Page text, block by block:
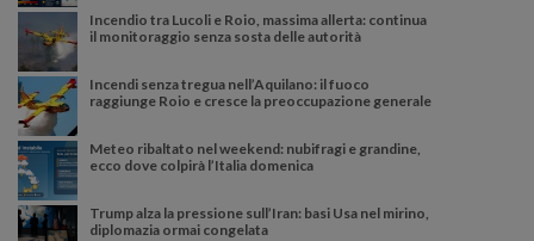
Incendio tra Lucoli e Roio, massima allerta: continua
il monitoraggio senza sosta delle autorità
Incendi senza tregua nell’Aquilano: il fuoco
raggiunge Roio e cresce la preoccupazione generale
Meteo ribaltato nel weekend: nubifragi e grandine,
ecco dove colpirà l’Italia domenica
Trump alza la pressione sull’Iran: basi Usa nel mirino,
diplomazia ormai congelata